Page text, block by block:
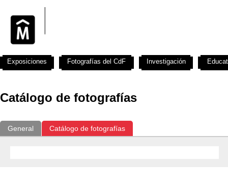
Catálogo de fotografías
General Catálogo de fotografías
Exposiciones Fotografías del CdF Investigación